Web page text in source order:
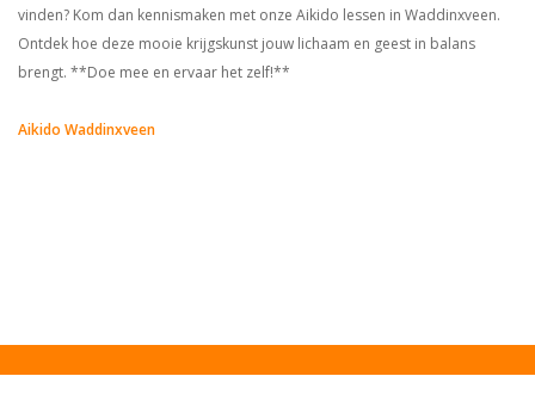
vinden? Kom dan kennismaken met onze Aikido lessen in Waddinxveen.
Ontdek hoe deze mooie krijgskunst jouw lichaam en geest in balans
brengt. **Doe mee en ervaar het zelf!**
Aikido Waddinxveen